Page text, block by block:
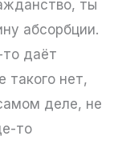
ты
абсорбции.
то даёт
такого нет,
деле, не
то